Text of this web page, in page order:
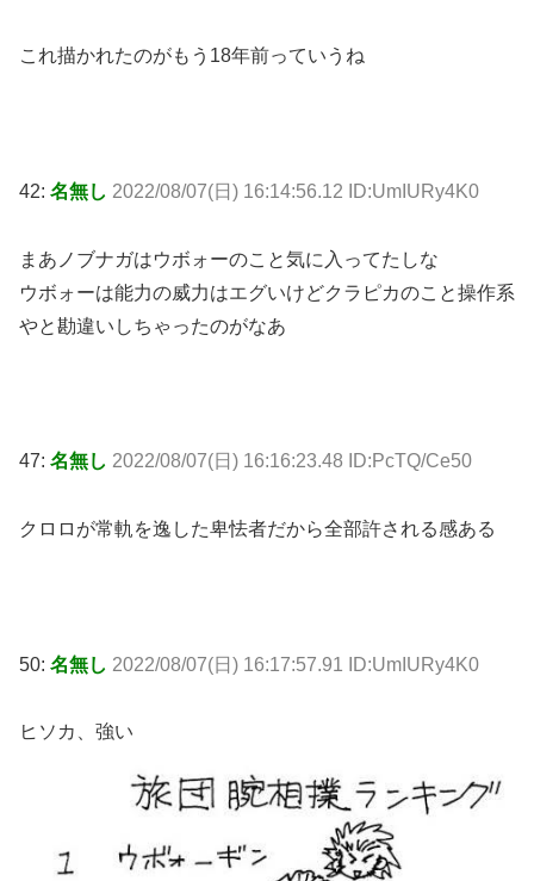
これ描かれたのがもう18年前っていうね
42: 名無し 2022/08/07(日) 16:14:56.12 ID:UmIURy4K0
まあノブナガはウボォーのこと気に入ってたしな
ウボォーは能力の威力はエグいけどクラピカのこと操作系
やと勘違いしちゃったのがなあ
47: 名無し 2022/08/07(日) 16:16:23.48 ID:PcTQ/Ce50
クロロが常軌を逸した卑怯者だから全部許される感ある
50: 名無し 2022/08/07(日) 16:17:57.91 ID:UmIURy4K0
ヒソカ、強い